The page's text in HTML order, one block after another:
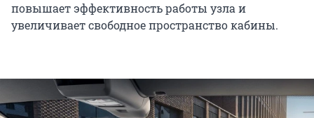
повышает эффективность работы узла и
увеличивает свободное пространство кабины.